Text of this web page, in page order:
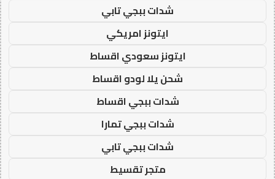
شدات ببجي تابي
ايتونز امريكي
ايتونز سعودي اقساط
شحن يلا لودو اقساط
شدات ببجي اقساط
شدات ببجي تمارا
شدات ببجي تابي
متجر تقسيط